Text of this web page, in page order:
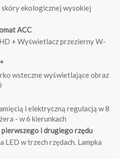
skóry ekologicznej wysokiej
ACC
+ Wyświetlacz przezierny W-
wsteczne wyświetlające obraz
i elektryczną regulacją w 8
- w 6 kierunkach
i drugiego rzędu
LED w trzech rzędach. Lampka